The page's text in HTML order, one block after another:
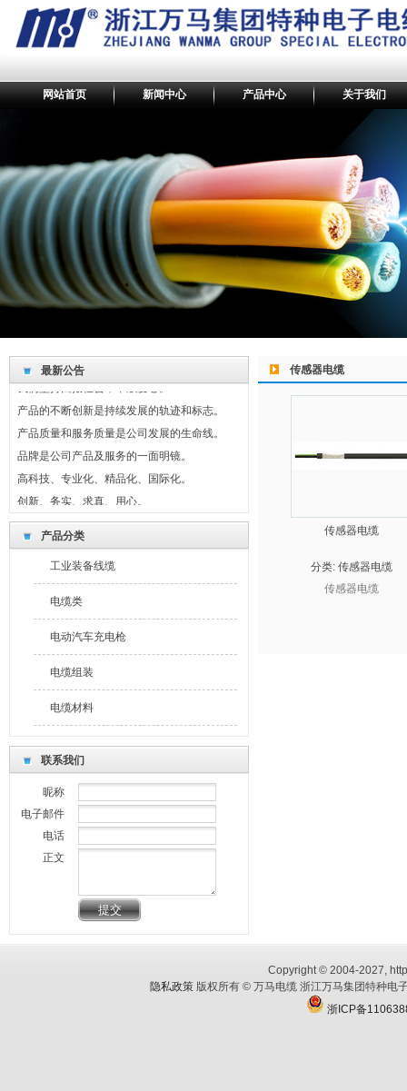
网站首页 新闻中心 产品中心 关于我们
最新公告
最新公告
我们坚持回报社会，奉献爱心。
产品的不断创新是持续发展的轨迹和标志。
产品质量和服务质量是公司发展的生命线。
品牌是公司产品及服务的一面明镜。
高科技、专业化、精品化、国际化。
创新、务实、求真、用心。
最新公告
我们坚持回报社会，奉献爱心。
产品的不断创新是持续发展的轨迹和标志。
产品质量和服务质量是公司发展的生命线。
品牌是公司产品及服务的一面明镜。
高科技、专业化、精品化、国际化。
创新、务实、求真、用心。
产品分类
工业装备线缆
电缆类
电动汽车充电枪
电缆组装
电缆材料
联系我们
昵称
电子邮件
电话
正文
传感器电缆
传感器电缆
分类: 传感器电缆
传感器电缆
Copyright © 2004-2027,
隐私政策版权所有 © 万马电缆 浙江万马集团特种电
浙ICP备